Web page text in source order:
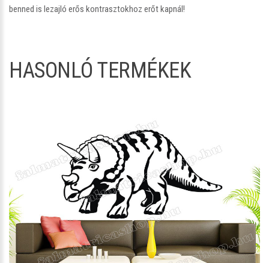
benned is lezajló erős kontrasztokhoz erőt kapnál!
HASONLÓ TERMÉKEK